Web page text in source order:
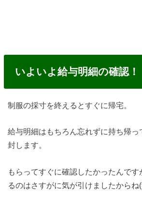
いよいよ給与明細の確認！
制服の採寸を終えるとすぐに帰宅。
給与明細はもちろん忘れずに持ち帰っ
封します。
もらってすぐに確認したかったんで
るのはさすがに気が引けましたからね